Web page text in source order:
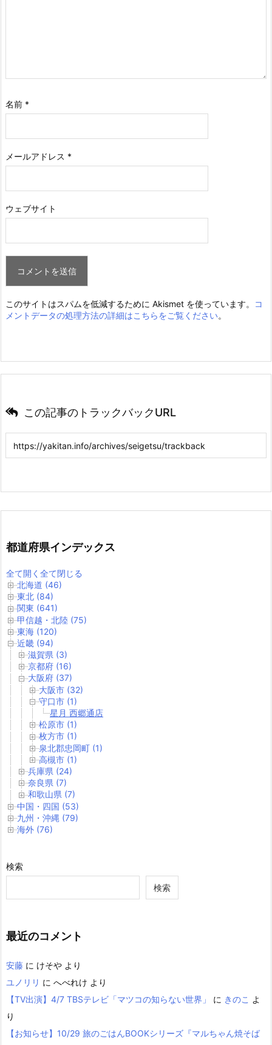
名前 *
メールアドレス *
ウェブサイト
このサイトはスパムを低減するために Akismet を使っています。
コ
メントデータの処理方法の詳細はこちらをご覧ください。
この記事のトラックバックURL
都道府県インデックス
全て開く 全て閉じる
北海道 (46)
東北 (84)
関東 (641)
甲信越・北陸 (75)
東海 (120)
近畿 (94)
滋賀県 (3)
京都府 (16)
大阪府 (37)
大阪市 (32)
守口市 (1)
星月 西郷通店
松原市 (1)
枚方市 (1)
泉北郡忠岡町 (1)
高槻市 (1)
兵庫県 (24)
奈良県 (7)
和歌山県 (7)
中国・四国 (53)
九州・沖縄 (79)
海外 (76)
検索
検索
最近のコメント
安藤 に けそや より
ユノリリ に へべれけ より
【TV出演】4/7 TBSテレビ「マツコの知らない世界」
に きのこ よ
り
【お知らせ】10/29 旅のごはんBOOKシリーズ『マルちゃん焼そば